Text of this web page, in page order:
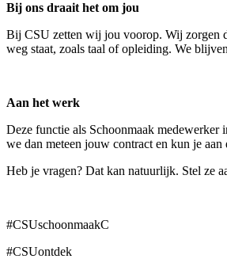
Bij ons draait het om jou
Bij CSU zetten wij jou voorop. Wij zorgen
weg staat, zoals taal of opleiding. We
Aan het werk
Deze functie als Schoonmaak
we dan meteen jouw contract en kun je aan
Heb je vragen? Dat kan natuurlijk. Stel ze
#CSUschoonmaakC
#CSUontdek